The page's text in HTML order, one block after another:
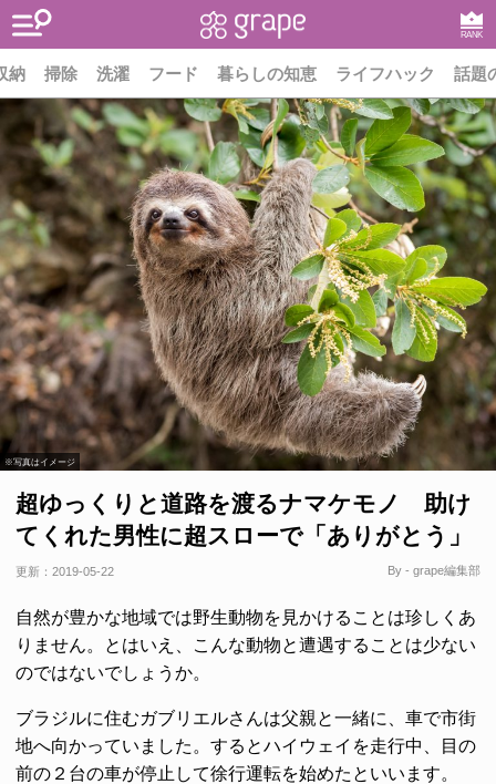
RANK
納 掃除 洗濯 フード 暮らしの知恵 ライフハック 話題
※写真はイメージ
超ゆっくりと道路を渡るナマケモノ 助け
てくれた男性に超スローで「ありがとう」
更新： 2019-05-22 By - grape編集部
自然が豊かな地域では野生動物を見かけることは珍しくあ
りません。とはいえ、こんな動物と遭遇することは少ない
のではないでしょうか。
ブラジルに住むガブリエルさんは父親と一緒に、車で市街
地へ向かっていました。するとハイウェイを走行中、目の
前の２台の車が停止して徐行運転を始めたといいます。